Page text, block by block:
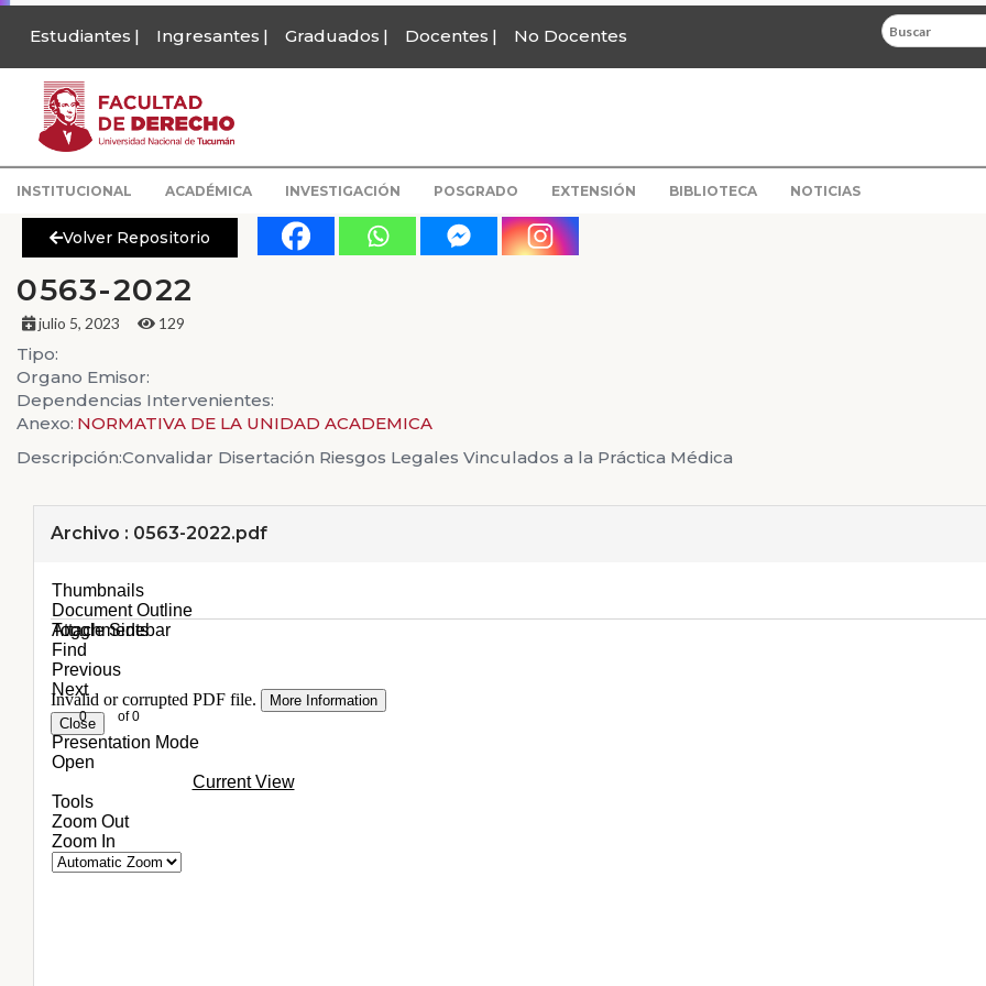
Estudiantes Ingresantes Graduados Docentes No Docentes
INSTITUCIONAL ACADÉMICA INVESTIGACIÓN POSGRADO EXTENSIÓN BIBLIOTECA NOTICIAS
Volver Repositorio
0563-2022
julio 5, 2023 129
Tipo:
Organo Emisor:
Dependencias Intervenientes:
Anexo: NORMATIVA DE LA UNIDAD ACADEMICA
Descripción:Convalidar Disertación Riesgos Legales Vinculados a la Práctica Médica
Archivo : 0563-2022.pdf